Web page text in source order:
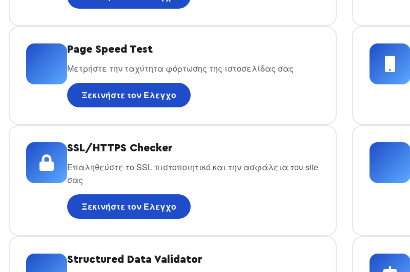
Page Speed Test
Μετρήστε την ταχύτητα φόρτωσης της ιστοσελίδας σας
Ξεκινήστε τον Έλεγχο
SSL/HTTPS Checker
Επαληθεύστε το SSL πιστοποιητικό και την ασφάλεια του site
σας
Ξεκινήστε τον Έλεγχο
Structured Data Validator